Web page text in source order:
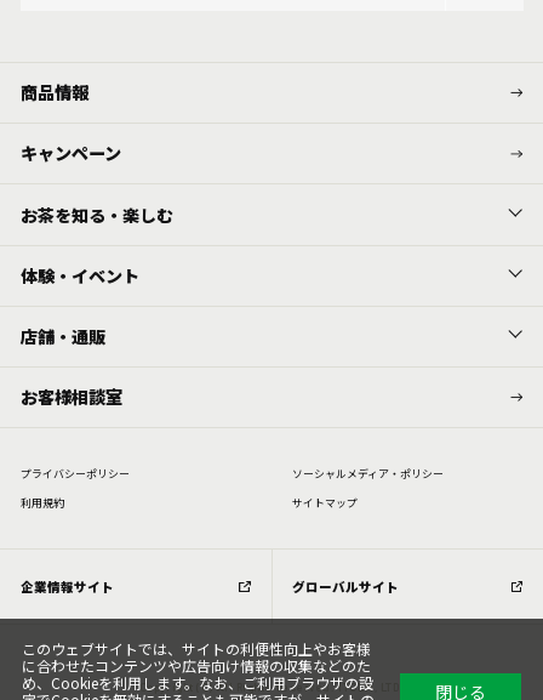
商品情報
キャンペーン
お茶を知る・楽しむ
体験・イベント
店舗・通販
お客様相談室
プライバシーポリシー
ソーシャルメディア・ポリシー
利⽤規約
サイトマップ
企業情報サイト グローバルサイト
Copyright (C) All Rights Reserved. ITOEN, LTD.
このウェブサイトでは、サイトの利便性向上やお客様
に合わせたコンテンツや広告向け情報の収集などのた
め、Cookieを利用します。なお、ご利用ブラウザの設
閉じる